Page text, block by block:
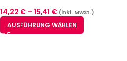
14,22 € – 15,41 € (inkl. MwSt.)
AUSFÜHRUNG WÄHLEN